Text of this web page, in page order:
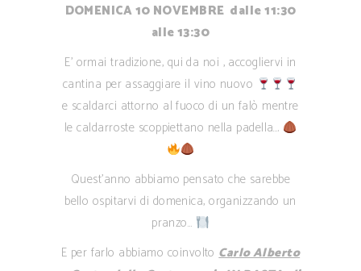
DOMENICA 10 NOVEMBRE dalle 11:30
alle 13:30
E’ ormai tradizione, qui da noi , accogliervi in
cantina per assaggiare il vino nuovo
e scaldarci attorno al fuoco di un falò mentre
le caldarroste scoppiettano nella padella….
Quest’anno abbiamo pensato che sarebbe
bello ospitarvi di domenica, organizzando un
pranzo…
E per farlo abbiamo coinvoltoCarlo Alberto